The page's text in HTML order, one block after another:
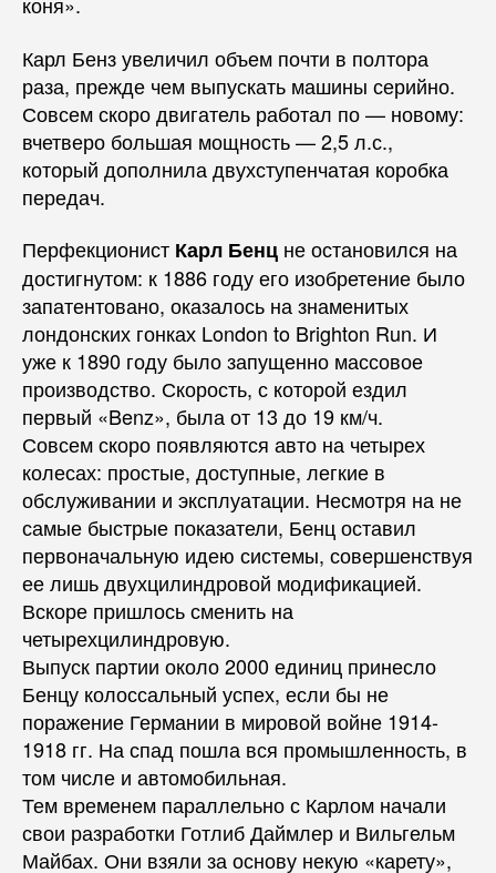
Карл Бенз увеличил объем почти в полтора
раза, прежде чем выпускать машины серийно.
Совсем скоро двигатель работал по — новому:
вчетверо большая мощность — 2,5 л.с.,
который дополнила двухступенчатая коробка
передач.
Перфекционист Карл Бенц не остановился на
достигнутом: к 1886 году его изобретение было
запатентовано, оказалось на знаменитых
лондонских гонках London to Brighton Run. И
уже к 1890 году было запущенно массовое
производство. Скорость, с которой ездил
первый «Benz», была от 13 до 19 км/ч.
Совсем скоро появляются авто на четырех
колесах: простые, доступные, легкие в
обслуживании и эксплуатации. Несмотря на не
самые быстрые показатели, Бенц оставил
первоначальную идею системы, совершенствуя
ее лишь двухцилиндровой модификацией.
Вскоре пришлось сменить на
четырехцилиндровую.
Выпуск партии около 2000 единиц принесло
Бенцу колоссальный успех, если бы не
поражение Германии в мировой войне 1914-
1918 гг. На спад пошла вся промышленность, в
том числе и автомобильная.
Тем временем параллельно с Карлом начали
свои разработки Готлиб Даймлер и Вильгельм
Майбах. Они взяли за основу некую «карету»,